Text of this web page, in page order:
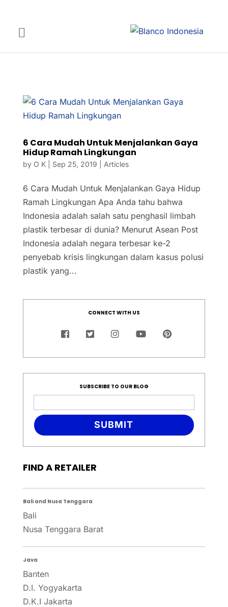
6 Cara Mudah Untuk Menjalankan Gaya
Hidup Ramah Lingkungan
by O K| Sep 25, 2019 Articles
6 Cara Mudah Untuk Menjalankan Gaya Hidup
Ramah Lingkungan Apa Anda tahu bahwa
Indonesia adalah salah satu penghasil limbah
plastik terbesar di dunia? Menurut Asean Post
Indonesia adalah negara terbesar ke-2
penyebab krisis lingkungan dalam kasus polusi
plastik yang...
CONNECT WITH US
SUBSCRIBE TO OUR BLOG
SUBMIT
FIND A RETAILER
Bali and Nusa Tenggara
Bali
Nusa Tenggara Barat
Java
Banten
D.I. Yogyakarta
D.K.I Jakarta